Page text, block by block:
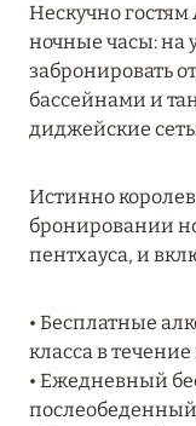
MANDARIN
NOVEMBER
Подробнее
ЗАБРОНИРУЙТЕ
DUBAI AT
Подробнее
04 апреля 2025
Нескучно гостям
ночные часы: на
забронировать
бассейнами и
диджейские
Истинно
бронировании
пентхауса, и
• Бесплатные
класса в течение
• Ежедневный